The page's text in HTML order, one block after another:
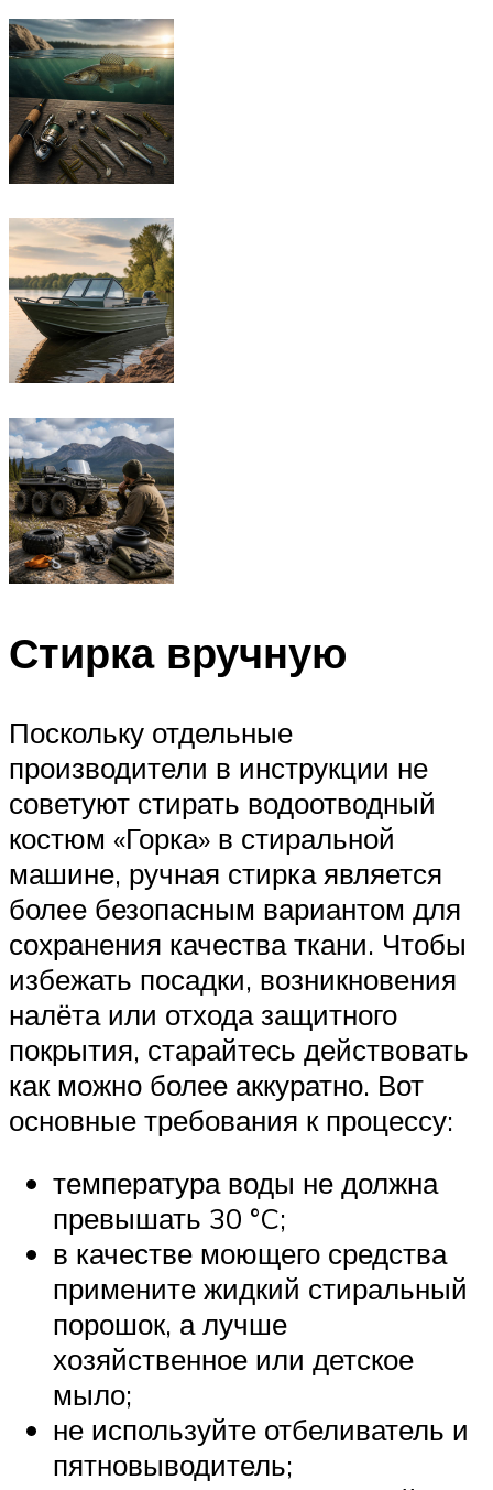
Стирка вручную
Поскольку отдельные
производители в инструкции не
советуют стирать водоотводный
костюм «Горка» в стиральной
машине, ручная стирка является
более безопасным вариантом для
сохранения качества ткани. Чтобы
избежать посадки, возникновения
налёта или отхода защитного
покрытия, старайтесь действовать
как можно более аккуратно. Вот
основные требования к процессу:
температура воды не должна
превышать 30 °C;
в качестве моющего средства
примените жидкий стиральный
порошок, а лучше
хозяйственное или детское
мыло;
не используйте отбеливатель и
пятновыводитель;